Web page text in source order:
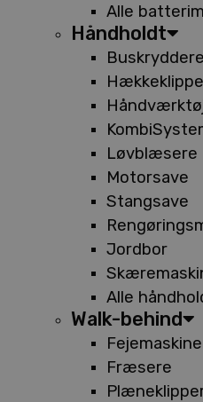
Alle
Håndholdt
Løvblæsere
Motorsave
Stangsave
Jordbor
Alle
Walk-behind
Fræsere